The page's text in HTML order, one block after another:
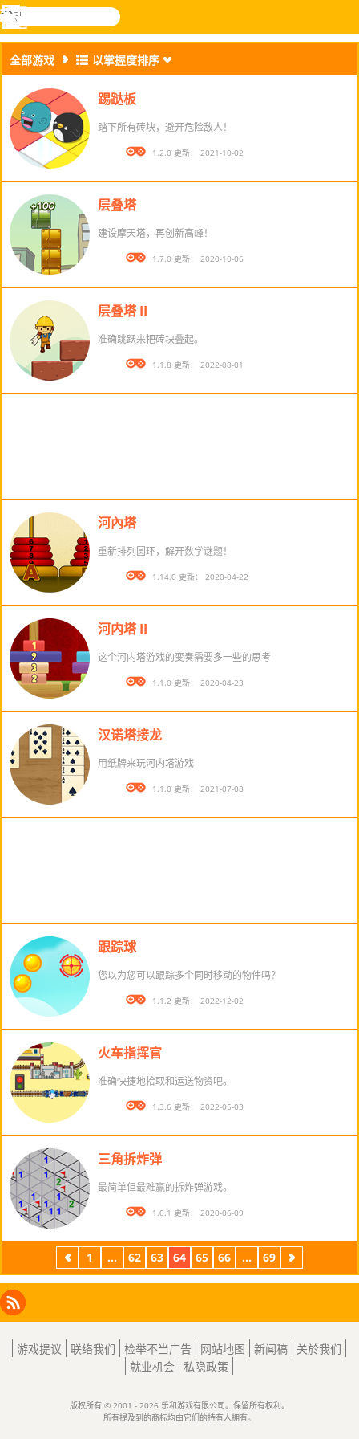
乐和游
搜
寻
登入
功
能
全部游戏 以掌握度排序
踢跶板
踏下所有砖块，避开危险敌人！
版本： 1.2.0 更新： 2021-10-02
层叠塔
建设摩天塔，再创新高峰！
版本： 1.7.0 更新： 2020-10-06
层叠塔 II
准确跳跃来把砖块叠起。
版本： 1.1.8 更新： 2022-08-01
河內塔
重新排列圆环，解开数学谜题！
版本： 1.14.0 更新： 2020-04-22
河内塔 II
这个河内塔游戏的变奏需要多一些的思考
版本： 1.1.0 更新： 2020-04-23
汉诺塔接龙
用纸牌来玩河内塔游戏
版本： 1.1.0 更新： 2021-07-08
跟踪球
您以为您可以跟踪多个同时移动的物件吗？
版本： 1.1.2 更新： 2022-12-02
火车指挥官
准确快捷地拾取和运送物资吧。
版本： 1.3.6 更新： 2022-05-03
三角拆炸弹
最简单但最难赢的拆炸弹游戏。
版本： 1.0.1 更新： 2020-06-09
上
一
1 ... 62 63 64 65 66 ... 69
下
一
Facebook
Instagram
X
LinkedIn
RSS
游戏提议 联络我们 检举不当广告 网站地图 新闻稿
关於我们
就业机会 私隐政策
版权所有 © 2001 - 2026 乐和游戏有限公司。保留所有权利。
所有提及到的商标均由它们的持有人拥有。